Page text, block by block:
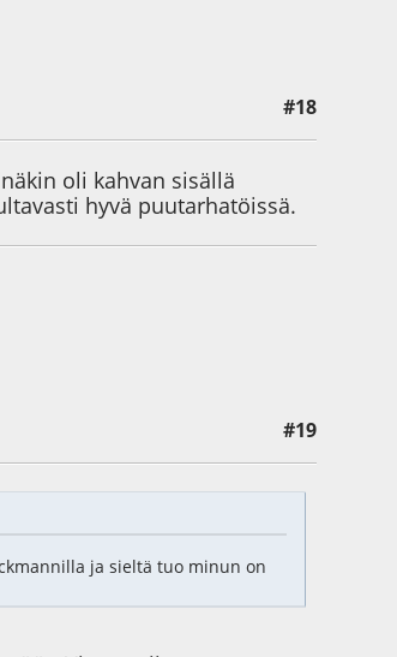
#18
oli kahvan sisällä
hyvä puutarhatöissä.
#19
ja sieltä tuo minun on